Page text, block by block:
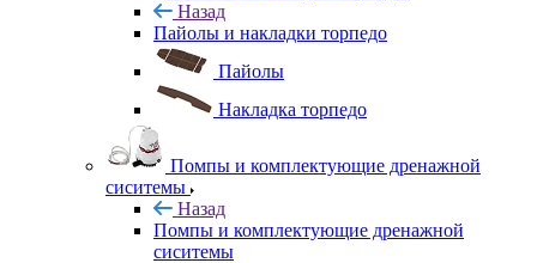
Назад
Пайолы и накладки торпедо
Пайолы
Накладка торпедо
Помпы и комплектующие дренажной
сиситемы
Назад
Помпы и комплектующие дренажной
сиситемы